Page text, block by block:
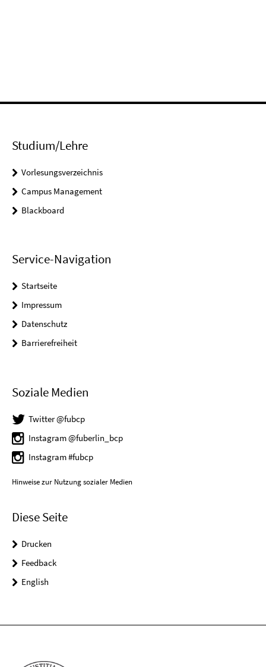
Studium/Lehre
Vorlesungsverzeichnis
Campus Management
Blackboard
Service-Navigation
Startseite
Impressum
Datenschutz
Barrierefreiheit
Soziale Medien
Twitter @fubcp
Instagram @fuberlin_bcp
Instagram #fubcp
Hinweise zur Nutzung sozialer Medien
Diese Seite
Drucken
Feedback
English